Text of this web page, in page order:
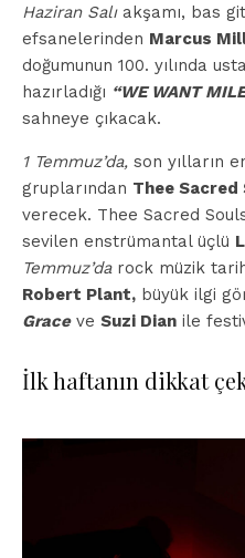
Haziran Salıakşamı, bas
efsanelerinden Marcus
doğumunun 100. yılında
hazırladığı “WE WANT
sahneye çıkacak.
1 Temmuz’da, son yılların
gruplarından Thee Sacred
verecek. Thee Sacred
sevilen enstrümantal üçlü
Temmuz’darock müzik
Robert Plant, büyük ilgi
Graceve Suzi Dian ile
İlk haftanın dikkat